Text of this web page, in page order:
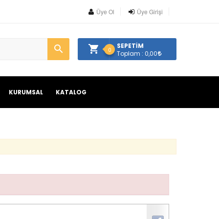
Üye Ol Üye Girişi
SEPETİM
0 Toplam : 0,00
KURUMSAL KATALOG